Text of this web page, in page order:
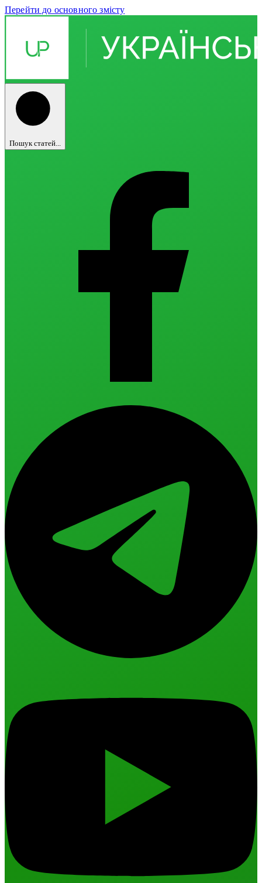
Перейти до основного змісту
Пошук статей...